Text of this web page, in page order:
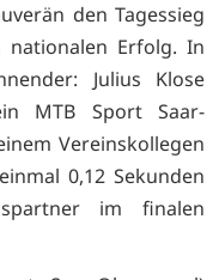
den Tagessieg
Erfolg. In
Julius Klose
MTB Sport Saar-
Vereinskollegen
0,12 Sekunden
im finalen